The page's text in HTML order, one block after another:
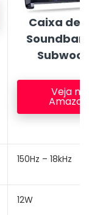
Caixa de
Soundbar
Veja na
Amazon
150Hz – 18kHz
12W